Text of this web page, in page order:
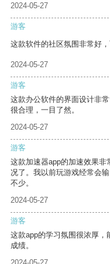
2024-05-27
游客
这款软件的社区氛围非常好
2024-05-27
游客
这款办公软件的界面设计非
很合理，一目了然。
2024-05-27
游客
这款加速器app的加速效果
况了。我以前玩游戏经常会
不少。
2024-05-27
游客
这款app的学习氛围很浓厚
成绩。